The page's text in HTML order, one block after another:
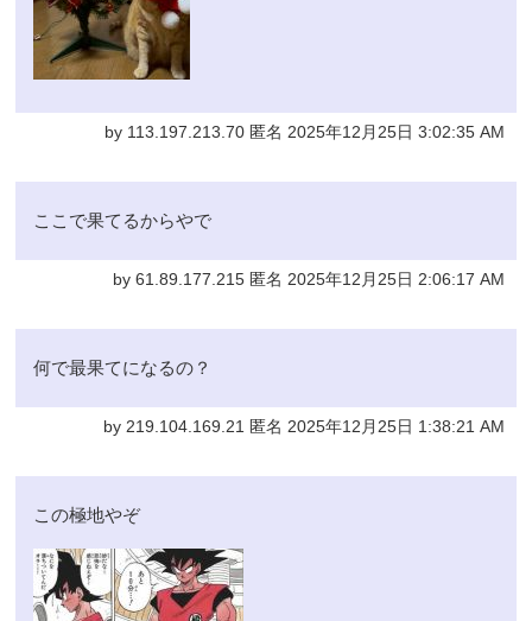
by 113.197.213.70 匿名 2025年12月25日 3:02:35 AM
ここで果てるからやで
by 61.89.177.215 匿名 2025年12月25日 2:06:17 AM
何で最果てになるの？
by 219.104.169.21 匿名 2025年12月25日 1:38:21 AM
この極地やぞ